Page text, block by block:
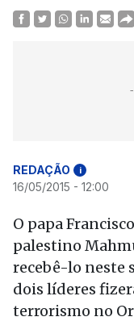
REDAÇÃO i
16/05/2015 - 12:00
O papa
palestino
recebê-lo neste
dois líderes
terrorismo no